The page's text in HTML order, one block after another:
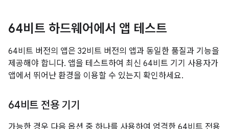
64비트 하드웨어에서 앱 테스트
64비트 버전의 앱은 32비트 버전의 앱과 동일한 품질과 기능을
제공해야 합니다. 앱을 테스트하여 최신 64비트 기기 사용자가
앱에서 뛰어난 환경을 이용할 수 있는지 확인하세요.
64비트 전용 기기
가능한 경우 다음 옵션 중 하나를 사용하여 엄격한 64비트 전용